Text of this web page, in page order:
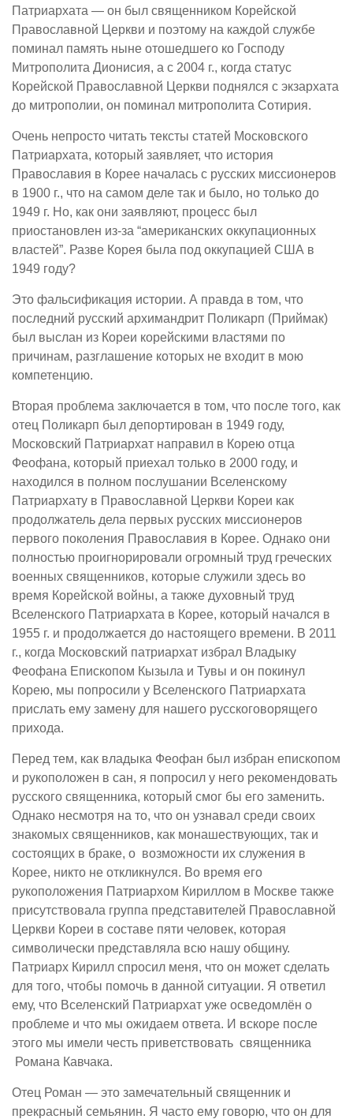
Патриархата — он был священником Корейской
Православной Церкви и поэтому на каждой службе
поминал память ныне отошедшего ко Господу
Митрополита Дионисия, а с 2004 г., когда статус
Корейской Православной Церкви поднялся с экзархата
до митрополии, он поминал митрополита Сотирия.
Очень непросто читать тексты статей Московского
Патриархата, который заявляет, что история
Православия в Корее началась с русских миссионеров
в 1900 г., что на самом деле так и было, но только до
1949 г. Но, как они заявляют, процесс был
приостановлен из-за “американских оккупационных
властей”. Разве Корея была под оккупацией США в
1949 году?
Это фальсификация истории. А правда в том, что
последний русский архимандрит Поликарп (Приймак)
был выслан из Кореи корейскими властями по
причинам, разглашение которых не входит в мою
компетенцию.
Вторая проблема заключается в том, что после того, как
отец Поликарп был депортирован в 1949 году,
Московский Патриархат направил в Корею отца
Феофана, который приехал только в 2000 году, и
находился в полном послушании Вселенскому
Патриархату в Православной Церкви Кореи как
продолжатель дела первых русских миссионеров
первого поколения Православия в Корее. Однако они
полностью проигнорировали огромный труд греческих
военных священников, которые служили здесь во
время Корейской войны, а также духовный труд
Вселенского Патриархата в Корее, который начался в
1955 г. и продолжается до настоящего времени. В 2011
г., когда Московский патриархат избрал Владыку
Феофана Епископом Кызыла и Тувы и он покинул
Корею, мы попросили у Вселенского Патриархата
прислать ему замену для нашего русскоговорящего
прихода.
Перед тем, как владыка Феофан был избран епископом
и рукоположен в сан, я попросил у него рекомендовать
русского священника, который смог бы его заменить.
Однако несмотря на то, что он узнавал среди своих
знакомых священников, как монашествующих, так и
состоящих в браке, о возможности их служения в
Корее, никто не откликнулся. Во время его
рукоположения Патриархом Кириллом в Москве также
присутствовала группа представителей Православной
Церкви Кореи в составе пяти человек, которая
символически представляла всю нашу общину.
Патриарх Кирилл спросил меня, что он может сделать
для того, чтобы помочь в данной ситуации. Я ответил
ему, что Вселенский Патриархат уже осведомлён о
проблеме и что мы ожидаем ответа. И вскоре после
этого мы имели честь приветствовать священника
Романа Кавчака.
Отец Роман — это замечательный священник и
прекрасный семьянин. Я часто ему говорю, что он для